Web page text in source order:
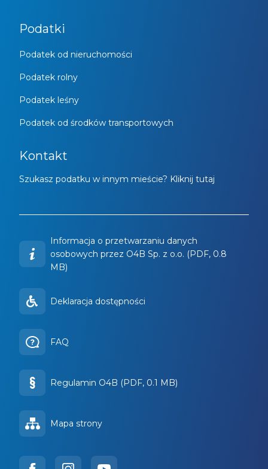
Podatki
Podatek od nieruchomości
Podatek rolny
Podatek leśny
Podatek od środków transportowych
Kontakt
Szukasz podatku w innym mieście? Kliknij tutaj
Informacja o przetwarzaniu danych
osobowych przez O4B Sp. z o.o. (PDF, 0.8
MB)
Deklaracja dostępności
FAQ
Regulamin O4B (PDF, 0.1 MB)
Mapa strony